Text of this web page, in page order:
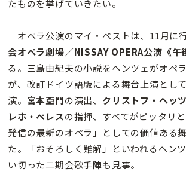
たものを挙げていきたい。
オペラ公演のマイ・ベストは、11月に
会オペラ劇場／NISSAY OPERA公演《午
る。三島由紀夫の小説をヘンツェがオペ
が、改訂ドイツ語版による舞台上演とし
演。 宮本亞門の演出、 クリストフ・ヘッ
レホ・ペレスの指揮、すべてがピッタリ
発信の最新のオペラ」としての価値ある
た。「おそろしく難解」といわれるヘン
い切った二期会歌手陣も見事。